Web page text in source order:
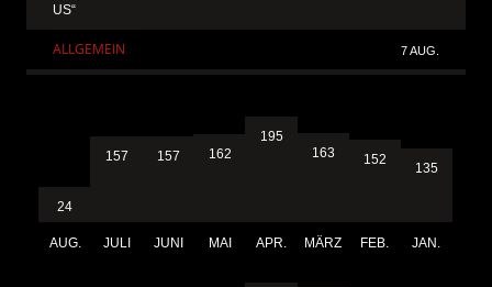
US“
ALLGEMEIN 7 AUG.
24
AUG.
157
JULI
157
JUNI
162
MAI
195
APR.
163
MÄRZ
152
FEB.
135
JAN.